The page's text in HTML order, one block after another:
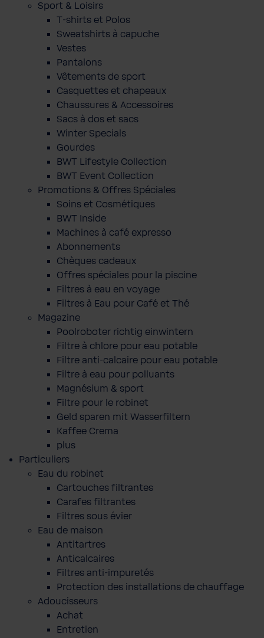
Sport & Loisirs
T-shirts et Polos
Sweatshirts à capuche
Vestes
Pantalons
Vêtements de sport
Casquettes et chapeaux
Chaussures & Accessoires
Sacs à dos et sacs
Winter Specials
Gourdes
BWT Lifestyle Collection
BWT Event Collection
Promotions & Offres Spéciales
Soins et Cosmétiques
BWT Inside
Machines à café expresso
Abonnements
Chèques cadeaux
Offres spéciales pour la piscine
Filtres à eau en voyage
Filtres à Eau pour Café et Thé
Magazine
Poolroboter richtig einwintern
Filtre à chlore pour eau potable
Filtre anti-calcaire pour eau potable
Filtre à eau pour polluants
Magnésium & sport
Filtre pour le robinet
Geld sparen mit Wasserfiltern
Kaffee Crema
plus
Particuliers
Eau du robinet
Cartouches filtrantes
Carafes filtrantes
Filtres sous évier
Eau de maison
Antitartres
Anticalcaires
Filtres anti-impuretés
Protection des installations de chauffage
Adoucisseurs
Achat
Entretien